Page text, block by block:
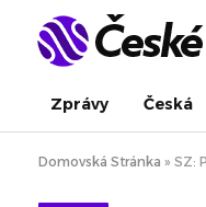
Zprávy Česká
Domovská Stránka » SZ: